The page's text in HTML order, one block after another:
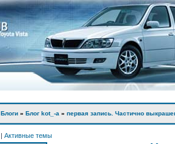
Блоги » Блог kot_-а » первая запись. Частично
| Активные темы